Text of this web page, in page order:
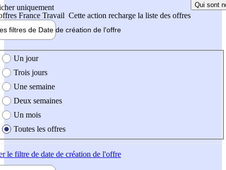
uniquement
France Travail Cette action recharge la liste des offres
Qui sont
filtres de Date de création de l'offre
création de l'offre
Un jour
Trois jours
Une semaine
Deux semaines
Un mois
Toutes les offres
le filtre de date de création de l'offre